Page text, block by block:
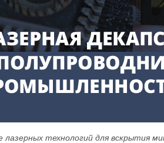
лазерных технологий для вскрытия